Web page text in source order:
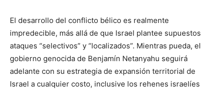
El desarrollo del conflicto bélico es realmente
impredecible, más allá de que Israel plantee supuestos
ataques “selectivos” y “localizados”. Mientras pueda, el
gobierno genocida de Benjamín Netanyahu seguirá
adelante con su estrategia de expansión territorial de
Israel a cualquier costo, inclusive los rehenes israelíes